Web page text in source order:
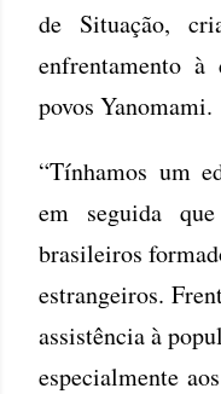
de Situação,
enfrentamento à
povos Yanomami.
“Tínhamos um
em seguida
brasileiros
estrangeiros.
assistência à
especialmente